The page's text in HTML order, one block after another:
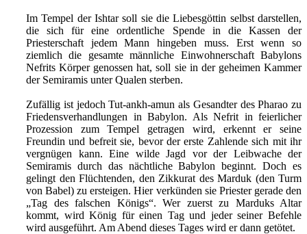
Im Tempel der Ishtar soll sie die Liebesgöttin selbst darstellen,
die sich für eine ordentliche Spende in die Kassen der
Priesterschaft jedem Mann hingeben muss. Erst wenn so
ziemlich die gesamte männliche Einwohnerschaft Babylons
Nefrits Körper genossen hat, soll sie in der geheimen Kammer
der Semiramis unter Qualen sterben.
Zufällig ist jedoch Tut-ankh-amun als Gesandter des Pharao zu
Friedensverhandlungen in Babylon. Als Nefrit in feierlicher
Prozession zum Tempel getragen wird, erkennt er seine
Freundin und befreit sie, bevor der erste Zahlende sich mit ihr
vergnügen kann. Eine wilde Jagd vor der Leibwache der
Semiramis durch das nächtliche Babylon beginnt. Doch es
gelingt den Flüchtenden, den Zikkurat des Marduk (den Turm
von Babel) zu ersteigen. Hier verkünden sie Priester gerade den
„Tag des falschen Königs“. Wer zuerst zu Marduks Altar
kommt, wird König für einen Tag und jeder seiner Befehle
wird ausgeführt. Am Abend dieses Tages wird er dann getötet.